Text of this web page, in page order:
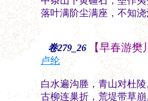
落叶满阶尘满座，不知
卷279_26 【早春游
卢纶
白水遍沟塍，青山对杜
古柳连巢折，荒堤带草